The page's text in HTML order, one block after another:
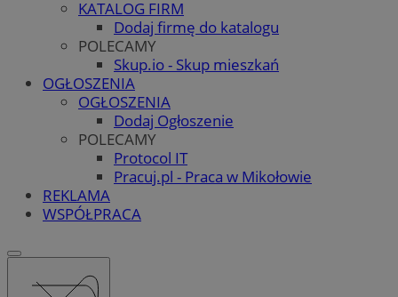
KATALOG FIRM
Dodaj firmę do katalogu
POLECAMY
Skup.io - Skup mieszkań
OGŁOSZENIA
OGŁOSZENIA
Dodaj Ogłoszenie
POLECAMY
Protocol IT
Pracuj.pl - Praca w Mikołowie
REKLAMA
WSPÓŁPRACA